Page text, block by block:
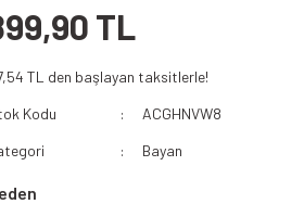
Yelek
Polar
TL
TL den başlayan taksitlerle!
Kodu
ACGHNVW8
Bayan